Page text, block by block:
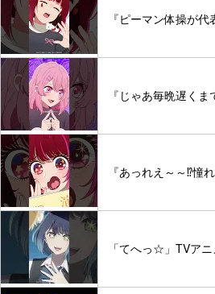
『ピーマン体操が
『じゃあ毎晩遅く
『あっれえ～～⁉憧
「てへっ☆」TVア